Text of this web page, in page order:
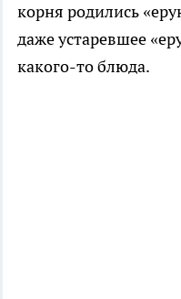
корня родились
даже устаревшее
какого-то блюда.